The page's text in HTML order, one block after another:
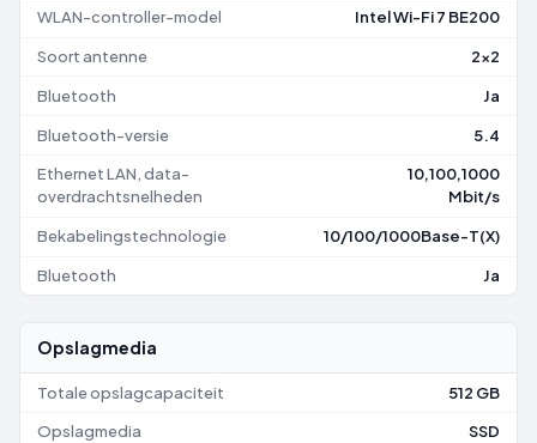
WLAN-controller-model Intel Wi-Fi 7 BE200
Soort antenne 2x2
Bluetooth Ja
Bluetooth-versie 5.4
Ethernet LAN, data-
overdrachtsnelheden
10,100,1000
Mbit/s
Bekabelingstechnologie 10/100/1000Base-T(X)
Bluetooth Ja
Opslagmedia
Totale opslagcapaciteit 512 GB
Opslagmedia SSD